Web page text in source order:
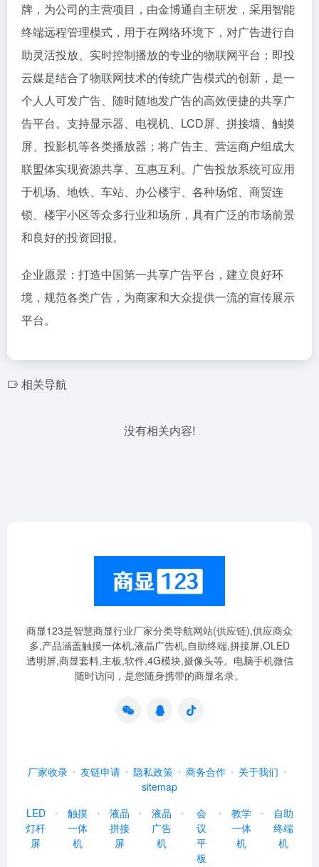
牌，为公司的主营项目，由金博通自主研发，采用智能
终端远程管理模式，用于在网络环境下，对广告进行自
助灵活投放、实时控制播放的专业的物联网平台；即投
云媒是结合了物联网技术的传统广告模式的创新，是一
个人人可发广告、随时随地发广告的高效便捷的共享广
告平台。支持显示器、电视机、LCD屏、拼接墙、触摸
屏、投影机等各类播放器；将广告主、营运商户组成大
联盟体实现资源共享、互惠互利。广告投放系统可应用
于机场、地铁、车站、办公楼宇、各种场馆、商贸连
锁、楼宇小区等众多行业和场所，具有广泛的市场前景
和良好的投资回报。
企业愿景：打造中国第一共享广告平台，建立良好环
境，规范各类广告，为商家和大众提供一流的宣传展示
平台。
相关导航
没有相关内容!
商显123是智慧商显行业厂家分类导航网站(供应链),供应商众
多,产品涵盖触摸一体机,液晶广告机,自助终端,拼接屏,OLED
透明屏,商显套料,主板,软件,4G模块,摄像头等。电脑手机微信
随时访问，是您随身携带的商显名录。
厂家收录 友链申请 隐私政策 商务合作
关于我们
sitemap
LED
灯杆
屏
触摸
一体
机
液晶
拼接
屏
液晶
广告
机
会
议
平
板
教学
一体
机
自助
终端
机